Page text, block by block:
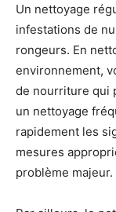
Un nettoyage
infestations de
rongeurs. En
environnement,
de nourriture qui
un nettoyage
rapidement les
mesures
problème majeur.